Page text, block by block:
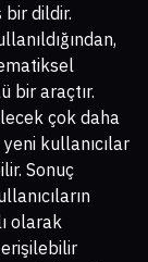
dildir.
bir araçtır.
çok daha
kullanıcılar
Sonuç
olarak